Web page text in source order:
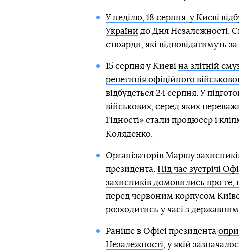
У неділю, 18 серпня, у Києві
України до Дня Незалежності.
стюарди, які відповідатимуть
15 серпня у Києві на злітній
репетиція офіційного
відбудеться 24 серпня. У
військових, серед яких
Гідності» стали продюсер і
Коляденко.
Організаторів Маршу
президента. Під час зустрічі
захисників домовились про
перед червоним корпусом
розходитись у часі з
Раніше в Офісі президента
Незалежності , у якій